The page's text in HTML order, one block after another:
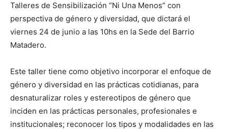
Talleres de Sensibilización “Ni Una Menos” con
perspectiva de género y diversidad, que dictará el
viernes 24 de junio a las 10hs en la Sede del Barrio
Matadero.
Este taller tiene como objetivo incorporar el enfoque de
género y diversidad en las prácticas cotidianas, para
desnaturalizar roles y estereotipos de género que
inciden en las prácticas personales, profesionales e
institucionales; reconocer los tipos y modalidades en las